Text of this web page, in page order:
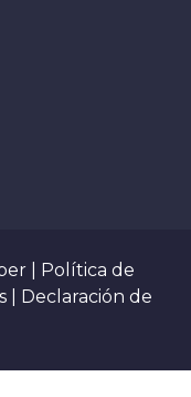
Política de
Declaración de